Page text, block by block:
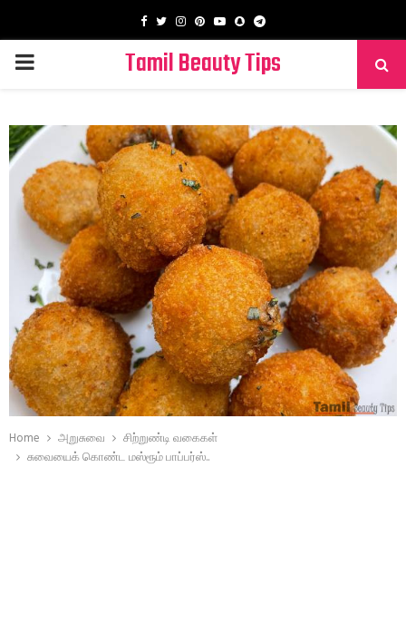
Facebook
TwitterInstagram
PinterestYoutube
SnapchatTelegram
PRIMARY
Tamil Beauty Tips
Home அறுசுவை
சிற்றுண்டி வகைகள்
சுவையைக் கொண்ட மஸ்ரூம் பாப்பர்ஸ்..